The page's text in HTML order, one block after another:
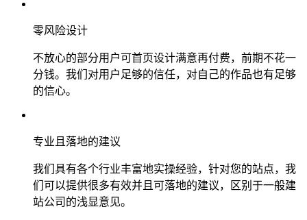
零风险设计
不放心的部分用户可首页设计满意再付费，前期不花一
分钱。我们对用户足够的信任，对自己的作品也有足够
的信心。
专业且落地的建议
我们具有各个行业丰富地实操经验，针对您的站点，我
们可以提供很多有效并且可落地的建议，区别于一般建
站公司的浅显意见。